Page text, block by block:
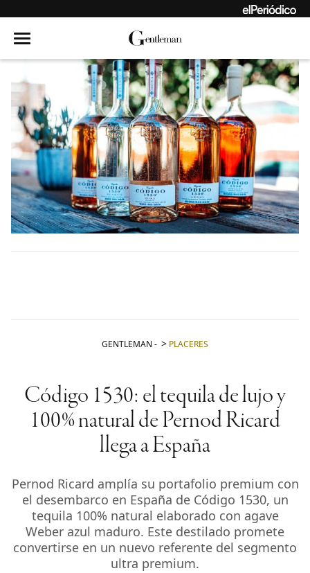
GENTLEMAN - PLACERES
Código 1530: el tequila de lujo y
100% natural de Pernod Ricard
llega a España
Pernod Ricard amplía su portafolio premium con
el desembarco en España de Código 1530, un
tequila 100% natural elaborado con agave
Weber azul maduro. Este destilado promete
convertirse en un nuevo referente del segmento
ultra premium.